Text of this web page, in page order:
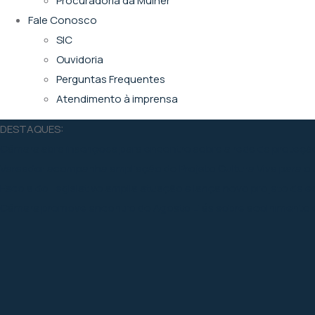
Fale Conosco
SIC
Ouvidoria
Perguntas Frequentes
Atendimento à imprensa
DESTAQUES: